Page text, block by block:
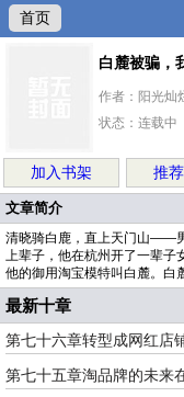
首页
白麓被骗，
作者：阳光灿
状态：连载中
加入书架 推
文章简介
清晓骑白鹿，直上天门山——
上辈子，他在杭州开了一辈子
他的御用淘宝模特叫白麓。白
最新十章
第七十六章转型成网红店
第七十五章淘品牌的未来